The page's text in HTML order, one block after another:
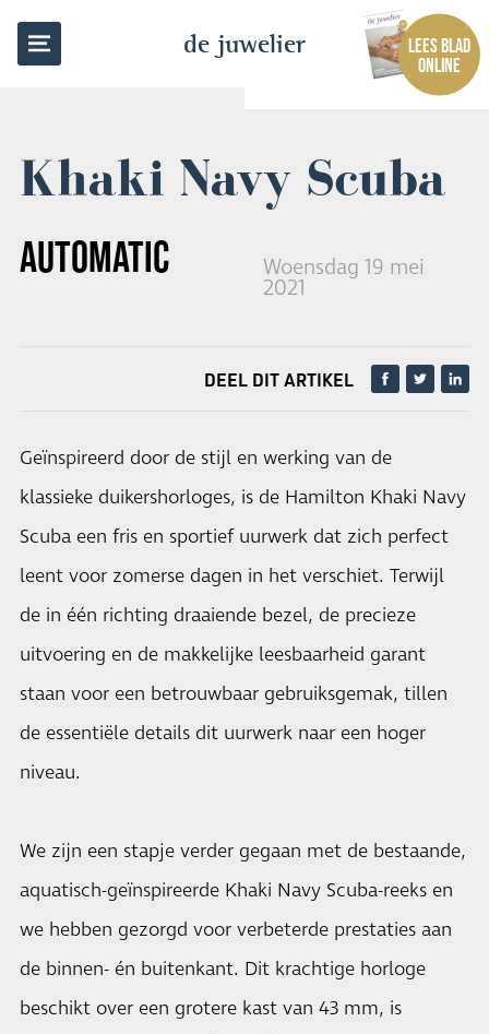
de juwelier
LEES BLAD
ONLINE
Khaki Navy Scuba
AUTOMATIC Woensdag 19 mei
2021
TERUG NAAR OVERZICHT
DEEL DIT ARTIKEL
Geïnspireerd door de stijl en werking van de
klassieke duikershorloges, is de Hamilton Khaki Navy
Scuba een fris en sportief uurwerk dat zich perfect
leent voor zomerse dagen in het verschiet. Terwijl
de in één richting draaiende bezel, de precieze
uitvoering en de makkelijke leesbaarheid garant
staan voor een betrouwbaar gebruiksgemak, tillen
de essentiële details dit uurwerk naar een hoger
niveau.
We zijn een stapje verder gegaan met de bestaande,
aquatisch-geïnspireerde Khaki Navy Scuba-reeks en
we hebben gezorgd voor verbeterde prestaties aan
de binnen- én buitenkant. Dit krachtige horloge
beschikt over een grotere kast van 43 mm, is